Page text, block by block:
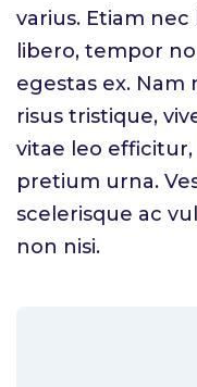
varius. Etiam
libero, tempor
egestas ex. Nam
risus tristique,
vitae leo
pretium urna.
scelerisque ac
non nisi.